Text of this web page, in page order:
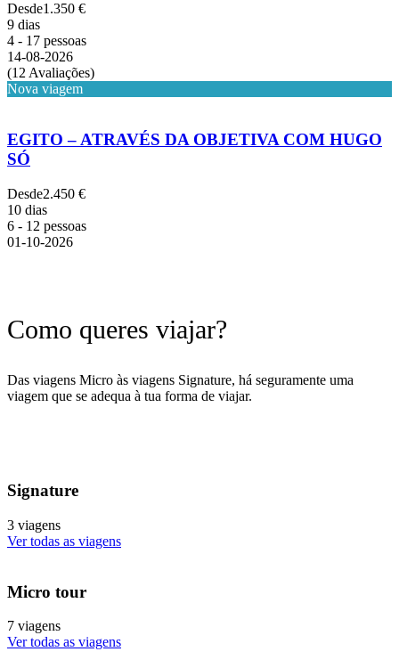
Desde1.350 €
9 dias
4 - 17 pessoas
14-08-2026
(12 Avaliações)
Nova viagem
EGITO – ATRAVÉS DA OBJETIVA COM HUGO
SÓ
Desde2.450 €
10 dias
6 - 12 pessoas
01-10-2026
Como queres viajar?
Das viagens Micro às viagens Signature, há seguramente uma
viagem que se adequa à tua forma de viajar.
Signature
3 viagens
Ver todas as viagens
Micro tour
7 viagens
Ver todas as viagens